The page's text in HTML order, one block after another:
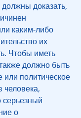
доказать,
каким-либо
их
Чтобы иметь
должно быть
или политическое
серьезный
о